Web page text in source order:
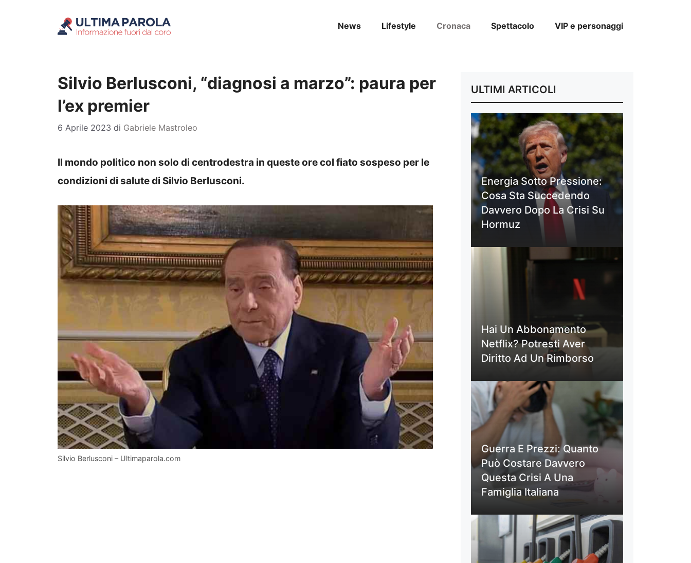
News Lifestyle Cronaca Spettacolo VIP e personaggi
Silvio Berlusconi, “diagnosi a marzo”: paura per
l’ex premier
6 Aprile 2023 di Gabriele Mastroleo
Il mondo politico non solo di centrodestra in queste ore col fiato sospeso per le
condizioni di salute di Silvio Berlusconi.
Silvio Berlusconi – Ultimaparola.com
ULTIMI ARTICOLI
Energia Sotto Pressione:
Cosa Sta Succedendo
Davvero Dopo La Crisi Su
Hormuz
Hai Un Abbonamento
Netflix? Potresti Aver
Diritto Ad Un Rimborso
Guerra E Prezzi: Quanto
Può Costare Davvero
Questa Crisi A Una
Famiglia Italiana